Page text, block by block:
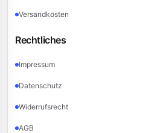
Versandkosten
Rechtliches
Impressum
Datenschutz
Widerrufsrecht
AGB